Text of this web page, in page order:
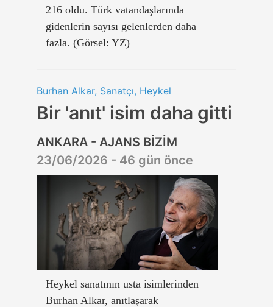
216 oldu. Türk vatandaşlarında
gidenlerin sayısı gelenlerden daha
fazla. (Görsel: YZ)
Burhan Alkar, Sanatçı, Heykel
Bir 'anıt' isim daha gitti
ANKARA - AJANS BİZİM
23/06/2026 - 46 gün önce
Heykel sanatının usta isimlerinden
Burhan Alkar, anıtlaşarak